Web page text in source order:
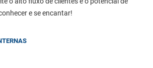
e se encantar!